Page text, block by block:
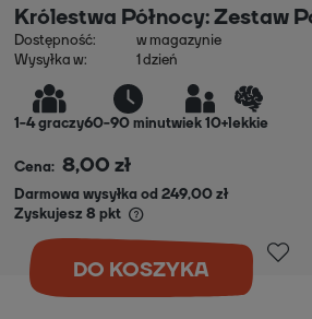
Królestwa Północy: Zestaw
Dostępność:
w magazynie
Wysyłka w:
1 dzień
1-4graczy60-90 minutwiek 10+lekkie
Cena: 8,00 zł
Darmowa wysyłka od 249,00 zł
Zyskujesz8 pkt
DO KOSZYKA